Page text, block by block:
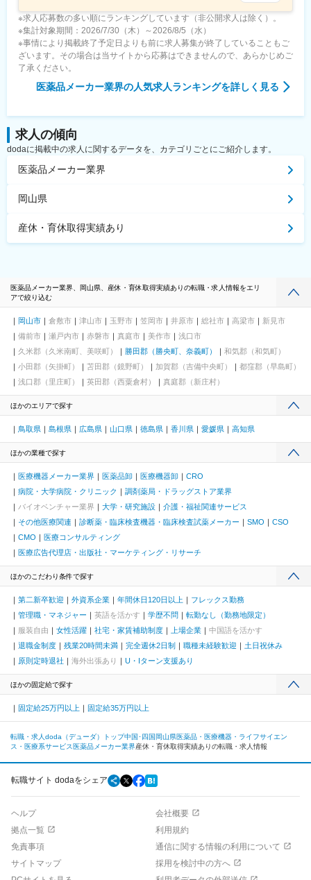
変更の範囲：会社の定める業務
※求人応募数の多い順にランキングしています（非公開求人は除く）。
※集計対象期間：2026/7/30（木）～2026/8/5（水）
※事情により掲載終了予定日よりも前に求人募集が終了していることもご
ざいます。その場合は当サイトから応募はできませんので、あらかじめご
了承ください。
医薬品メーカー業界の人気求人ランキングを詳しく見る
求人の傾向
dodaに掲載中の求人に関するデータを、カテゴリごとにご紹介します。
医薬品メーカー業界
岡山県
産休・育休取得実績あり
医薬品メーカー業界、岡山県、産休・育休取得実績ありの転職・求人情報をエリ
アで絞り込む
岡山市 倉敷市 津山市 玉野市 笠岡市 井原市 総社市 高梁市
新見市
備前市
瀬戸内市 赤磐市 真庭市 美作市
浅口市
久米郡（久米南町、美咲町）
勝田郡（勝央町、奈義町）
和気郡（和気町）
小田郡（矢掛町）
苫田郡（鏡野町） 加賀郡（吉備中央町）
都窪郡（早島町）
浅口郡（里庄町）
英田郡（西粟倉村） 真庭郡（新庄村）
ほかのエリアで探す
鳥取県 島根県 広島県 山口県 徳島県 香川県 愛媛県 高知県
ほかの業種で探す
医療機器メーカー業界 医薬品卸 医療機器卸
CRO
病院・大学病院・クリニック
調剤薬局・ドラッグストア業界
バイオベンチャー業界
大学・研究施設
介護・福祉関連サービス
その他医療関連
診断薬・臨床検査機器・臨床検査試薬メーカー SMO
CSO
CMO
医療コンサルティング
医療広告代理店・出版社・マーケティング・リサーチ
ほかのこだわり条件で探す
第二新卒歓迎 外資系企業 年間休日120日以上
フレックス勤務
管理職・マネジャー
英語を活かす 学歴不問
転勤なし（勤務地限定）
服装自由
女性活躍 社宅・家賃補助制度 上場企業
中国語を活かす
退職金制度
残業20時間未満 完全週休2日制 職種未経験歓迎
土日祝休み
原則定時退社
海外出張あり U・Iターン支援あり
ほかの固定給で探す
固定給25万円以上 固定給35万円以上
転職・求人doda（デューダ）トップ中国･四国 岡山県医薬品・医療機器・ライフサイエン
ス・医療系サービス 医薬品メーカー業界産休・育休取得実績ありの転職・求人情報
転職サイト dodaをシェア
ヘルプ
会社概要
拠点一覧
利用規約
免責事項
通信に関する情報の利用について
サイトマップ
採用を検討中の方へ